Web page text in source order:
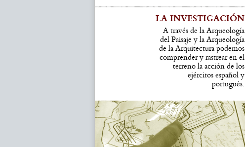
LA INVESTIGACIÓN
A través de la Arqueología
del Paisaje y la Arqueología
de la Arquitectura podemos
comprender y rastrear en el
terreno la acción de los
ejércitos español y
portugués.